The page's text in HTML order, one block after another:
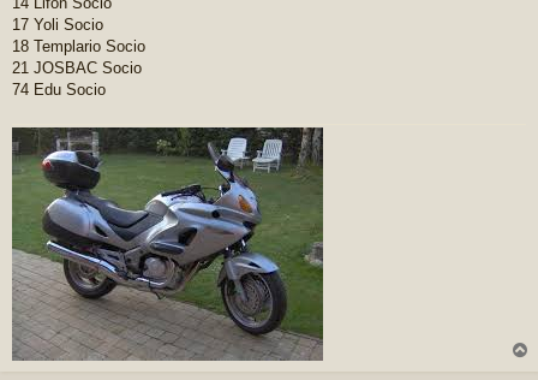
17 Yoli Socio
18 Templario Socio
21 JOSBAC Socio
74 Edu Socio